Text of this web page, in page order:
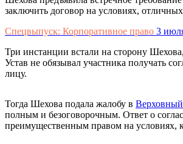
заключить договор на условиях,
Спецвыпуск: Корпоративное право 3
Три инстанции встали на сторону
Устав не обязывал участника получать
лицу.
Тогда Шехова подала жалобу в
полным и безоговорочным. Ответ о
преимущественным правом на условиях,